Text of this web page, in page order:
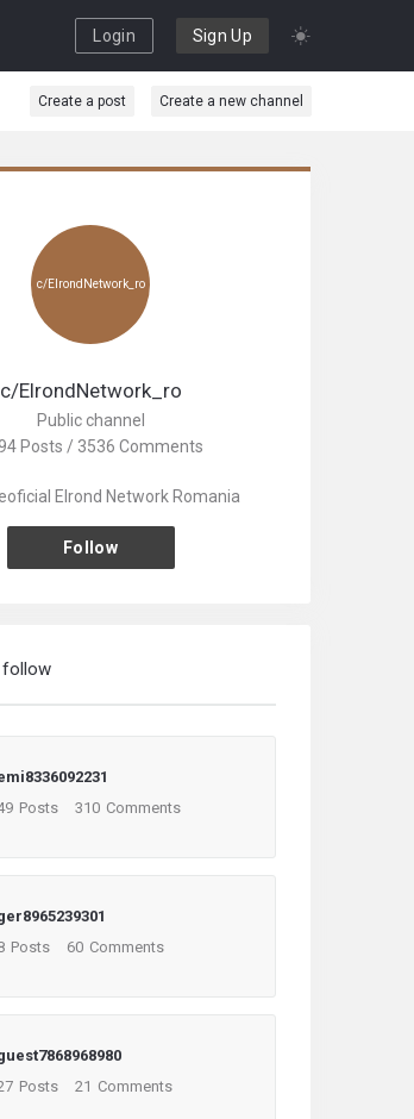
Create a post Create a new channel
Login Sign Up
c/ElrondNetwork_ro
c/ElrondNetwork_ro
Public channel
Posts / 3536 Comments
Elrond Network Romania
Follow
Posts 310 Comments
Posts 60 Comments
Posts 21 Comments